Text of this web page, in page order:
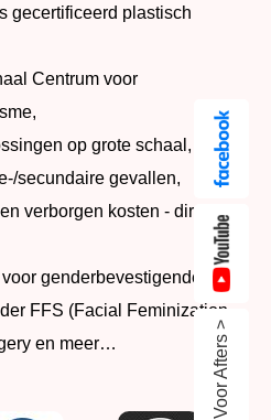
gecertificeerd plastisch
Centrum voor
op grote schaal,
secundaire gevallen,
verborgen kosten - directe
genderbevestigende
FFS (Facial Feminization
en meer…
Voor Afters >